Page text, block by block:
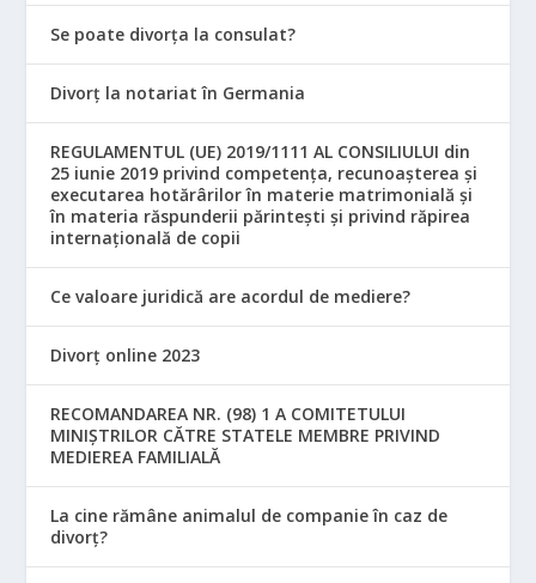
Se poate divorța la consulat?
Divorț la notariat în Germania
REGULAMENTUL (UE) 2019/1111 AL CONSILIULUI din
25 iunie 2019 privind competența, recunoașterea și
executarea hotărârilor în materie matrimonială și
în materia răspunderii părintești și privind răpirea
internațională de copii
Ce valoare juridică are acordul de mediere?
Divorț online 2023
RECOMANDAREA NR. (98) 1 A COMITETULUI
MINIŞTRILOR CĂTRE STATELE MEMBRE PRIVIND
MEDIEREA FAMILIALĂ
La cine rămâne animalul de companie în caz de
divorț?